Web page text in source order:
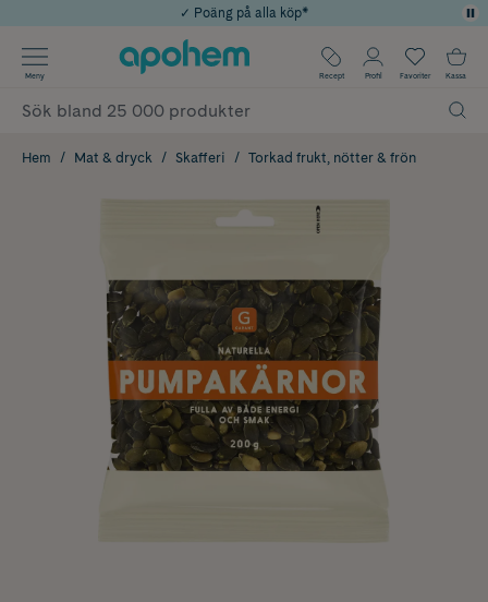
Använd kod: SOMMAR20 för 20% över 649kr
✓ Rådgivning från farmaceuter & hudterapeuter
Meny Recept Profil Favoriter Kassa
Hem Mat & dryck Skafferi Torkad frukt, nötter & frön